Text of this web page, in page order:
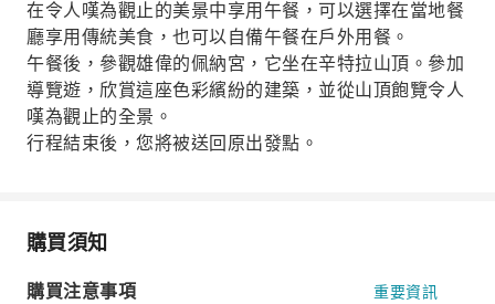
在令人嘆為觀止的美景中享用午餐，可以選擇在當地餐
廳享用傳統美食，也可以自備午餐在戶外用餐。
午餐後，參觀雄偉的佩納宮，它坐在辛特拉山頂。參加
導覽遊，欣賞這座色彩繽紛的建築，並從山頂飽覽令人
嘆為觀止的全景。
行程結束後，您將被送回原出發點。
購買須知
購買注意事項 重要資訊